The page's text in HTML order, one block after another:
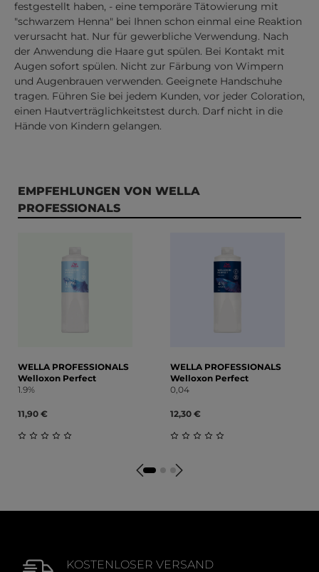
festgestellt haben, - eine temporäre Tätowierung mit
"schwarzem Henna" bei Ihnen schon einmal eine Reaktion
verursacht hat. Nur für gewerbliche Verwendung. Nach
der Anwendung die Haare gut spülen. Bei Kontakt mit
Augen sofort spülen. Nicht zur Färbung von Wimpern
und Augenbrauen verwenden. Geeignete Handschuhe
tragen. Führen Sie bei jedem Kunden, vor jeder Coloration,
einen Hautverträglichkeitstest durch. Darf nicht in die
Hände von Kindern gelangen.
Produktgalerie überspringen
EMPFEHLUNGEN VON WELLA
PROFESSIONALS
WELLA PROFESSIONALS
Welloxon Perfect
1.9%
11,90 €
WELLA PROFESSIONALS
Welloxon Perfect
0,04
12,30 €
KOSTENLOSER VERSAND